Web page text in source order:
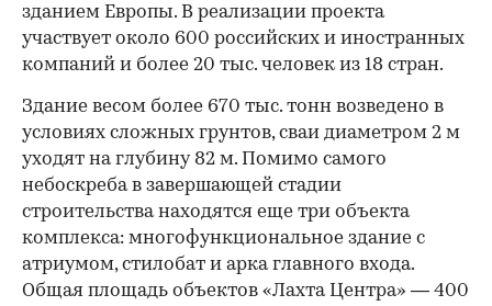
зданием Европы. В реализации проекта
участвует около 600 российских и иностранных
компаний и более 20 тыс. человек из 18 стран.
Здание весом более 670 тыс. тонн возведено в
условиях сложных грунтов, сваи диаметром 2 м
уходят на глубину 82 м. Помимо самого
небоскреба в завершающей стадии
строительства находятся еще три объекта
комплекса: многофункциональное здание с
атриумом, стилобат и арка главного входа.
Общая площадь объектов «Лахта Центра» — 400